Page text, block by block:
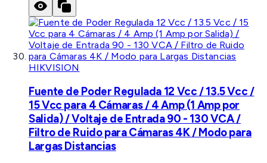
HIKVISION
Fuente de Poder Regulada 12 Vcc / 13.5 Vcc /
15 Vcc para 4 Cámaras / 4 Amp (1 Amp por
Salida) / Voltaje de Entrada 90 - 130 VCA /
Filtro de Ruido para Cámaras 4K / Modo para
Largas Distancias